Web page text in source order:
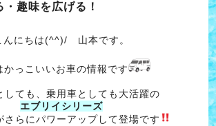
・趣味を広げる！
んにちは(^^)/ 山本です。
かっこいいお車の情報です
しても、乗用車としても大活躍の
エブリイシリーズ
さらにパワーアップして登場です